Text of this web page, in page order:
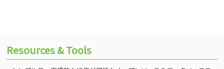
Resources & Tools